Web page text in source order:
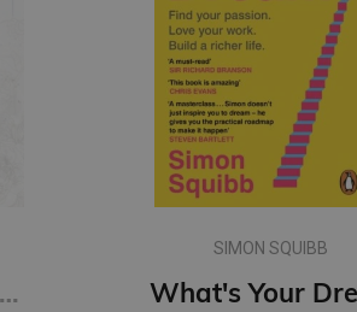
King of Sloth #4 Kings of Sin: addictive billionaire romance from the author of the Twisted series
SIMON SQUIBB